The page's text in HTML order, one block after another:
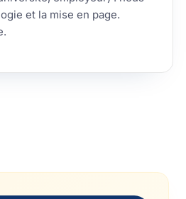
et la mise en page.
.